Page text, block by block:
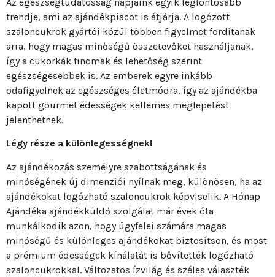
trendje, ami az ajándékpiacot is átjárja. A logózott
szaloncukrok gyártói közül többen figyelmet fordítanak
arra, hogy magas minőségű összetevőket használjanak,
így a cukorkák finomak és lehetőség szerint
egészségesebbek is. Az emberek egyre inkább
odafigyelnek az egészséges életmódra, így az ajándékba
kapott gourmet édességek kellemes meglepetést
jelenthetnek.
Légy része a különlegességnek!
Az ajándékozás személyre szabottságának és
minőségének új dimenziói nyílnak meg, különösen, ha az
ajándékokat logózható szaloncukrok képviselik. A Hónap
Ajándéka ajándékküldő szolgálat már évek óta
munkálkodik azon, hogy ügyfelei számára magas
minőségű és különleges ajándékokat biztosítson, és most
a prémium édességek kínálatát is bővítették logózható
szaloncukrokkal. Változatos ízvilág és széles választék